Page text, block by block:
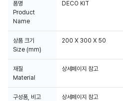
품명
Product
Name
DECO KIT
상품 크기
Size (mm)
200 X 300 X 50
재질
Material
상세페이지 참고
구성품, 비고
상세페이지 참고